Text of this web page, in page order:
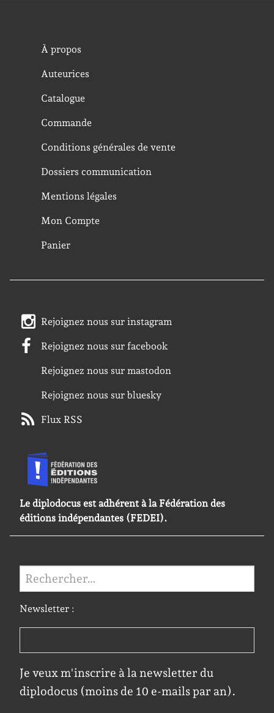
À propos
Auteurices
Catalogue
Commande
Conditions générales de vente
Dossiers communication
Mentions légales
Mon Compte
Panier
Rejoignez nous sur instagram
Rejoignez nous sur facebook
Rejoignez nous sur mastodon
Rejoignez nous sur bluesky
Flux RSS
Le diplodocus est adhérent à la Fédération des
éditions indépendantes (FEDEI).
Rechercher :
Newsletter :
Je veux m'inscrire à la newsletter du
diplodocus (moins de 10 e-mails par an).